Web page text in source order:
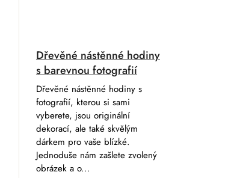
Dřevěné nástěnné hodiny
s barevnou fotografií
Dřevěné nástěnné hodiny s
fotografií, kterou si sami
vyberete, jsou originální
dekorací, ale také skvělým
dárkem pro vaše blízké.
Jednoduše nám zašlete zvolený
obrázek a o...